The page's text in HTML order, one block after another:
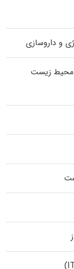
و داروسازی
محیط زیست